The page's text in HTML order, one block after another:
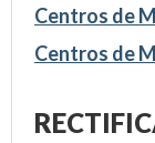
Centros de
Centros de